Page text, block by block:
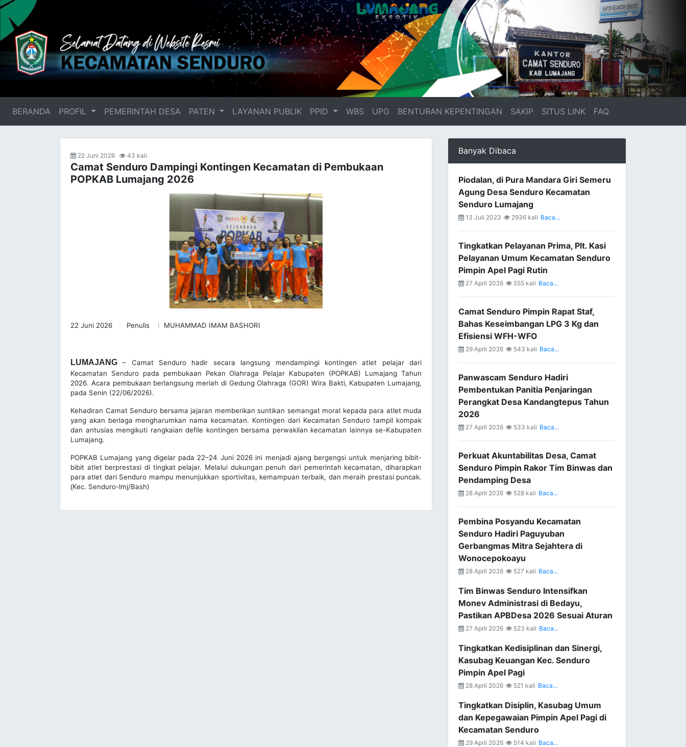
BERANDA (current)
PROFIL PEMERINTAH DESA PATEN LAYANAN PUBLIK PPID WBS UPG BENTURAN KEPENTINGAN SAKIP SITUS LINK FAQ
22 Juni 2026 43 kali
Camat Senduro Dampingi Kontingen Kecamatan di Pembukaan
POPKAB Lumajang 2026
22 Juni 2026 Penulis : MUHAMMAD IMAM BASHORI
LUMAJANG – Camat Senduro hadir secara langsung mendampingi kontingen atlet pelajar dari
Kecamatan Senduro pada pembukaan Pekan Olahraga Pelajar Kabupaten (POPKAB) Lumajang Tahun
2026. Acara pembukaan berlangsung meriah di Gedung Olahraga (GOR) Wira Bakti, Kabupaten Lumajang,
pada Senin (22/06/2026).
Kehadiran Camat Senduro bersama jajaran memberikan suntikan semangat moral kepada para atlet muda
yang akan berlaga mengharumkan nama kecamatan. Kontingen dari Kecamatan Senduro tampil kompak
dan antusias mengikuti rangkaian defile kontingen bersama perwakilan kecamatan lainnya se-Kabupaten
Lumajang.
POPKAB Lumajang yang digelar pada 22–24 Juni 2026 ini menjadi ajang bergengsi untuk menjaring bibit-
bibit atlet berprestasi di tingkat pelajar. Melalui dukungan penuh dari pemerintah kecamatan, diharapkan
para atlet dari Senduro mampu menunjukkan sportivitas, kemampuan terbaik, dan meraih prestasi puncak.
(Kec. Senduro-lmj/Bash)
Banyak Dibaca
Piodalan, di Pura Mandara Giri Semeru
Agung Desa Senduro Kecamatan
Senduro Lumajang
13 Juli 2023 2936 kali Baca...
Tingkatkan Pelayanan Prima, Plt. Kasi
Pelayanan Umum Kecamatan Senduro
Pimpin Apel Pagi Rutin
27 April 2026 555 kali Baca...
Camat Senduro Pimpin Rapat Staf,
Bahas Keseimbangan LPG 3 Kg dan
Efisiensi WFH-WFO
29 April 2026 543 kali Baca...
Panwascam Senduro Hadiri
Pembentukan Panitia Penjaringan
Perangkat Desa Kandangtepus Tahun
2026
27 April 2026 533 kali Baca...
Perkuat Akuntabilitas Desa, Camat
Senduro Pimpin Rakor Tim Binwas dan
Pendamping Desa
28 April 2026 528 kali Baca...
Pembina Posyandu Kecamatan
Senduro Hadiri Paguyuban
Gerbangmas Mitra Sejahtera di
Wonocepokoayu
28 April 2026 527 kali Baca...
Tim Binwas Senduro Intensifkan
Monev Administrasi di Bedayu,
Pastikan APBDesa 2026 Sesuai Aturan
27 April 2026 523 kali Baca...
Tingkatkan Kedisiplinan dan Sinergi,
Kasubag Keuangan Kec. Senduro
Pimpin Apel Pagi
28 April 2026 521 kali Baca...
Tingkatkan Disiplin, Kasubag Umum
dan Kepegawaian Pimpin Apel Pagi di
Kecamatan Senduro
29 April 2026 514 kali Baca...